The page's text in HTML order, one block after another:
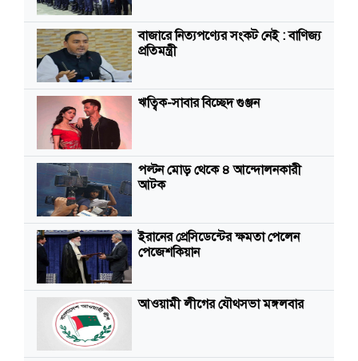
বাজারে নিত্যপণ্যের সংকট নেই : বাণিজ্য
প্রতিমন্ত্রী
ঋত্বিক-সাবার বিচ্ছেদ গুঞ্জন
পল্টন মোড় থেকে ৪ আন্দোলনকারী
আটক
ইরানের প্রেসিডেন্টের ক্ষমতা পেলেন
পেজেশকিয়ান
আওয়ামী লীগের যৌথসভা মঙ্গলবার